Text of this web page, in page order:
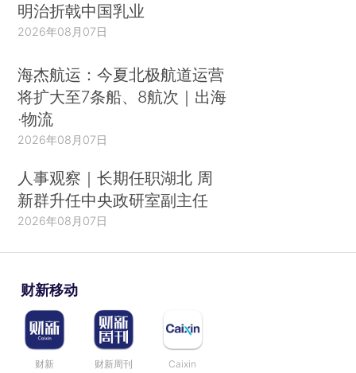
明治折戟中国乳业
2026年08月07日
海杰航运：今夏北极航道运营
将扩大至7条船、8航次｜出海
·物流
2026年08月07日
人事观察｜长期任职湖北 周
新群升任中央政研室副主任
2026年08月07日
财新移动
财新 财新周刊 Caixin